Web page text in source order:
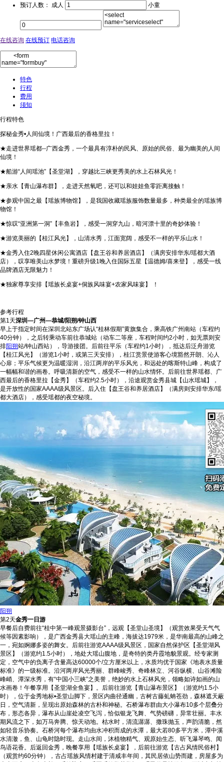
预订人数： 成人
小童
在线咨询 在线预订 电话咨询
特色
行程
费用
须知
行程特色
探秘金秀•人间仙境！广西最后的香格里拉！
★走进世界瑶都--广西金秀，一个最具有淳朴的民风、原始的民俗、最为幽美的人间
仙境！
★船游“人间瑶池”【圣堂湖】，穿越比三峡更秀美的水上石林风光！
★亲水【青山瀑布群】，走进天然氧吧，还可以和娃娃鱼零距离接触！
★参观中国之最【瑶族博物馆】，是我国收藏瑶族服饰数量最多，种类最全的瑶族博
物馆！
★惊叹“亚洲第一洞”【丰鱼岩】，感受一洞穿九山，暗河漂十里的奇妙体验！
★游览美丽的【桂江风光】，山清水秀，江面宽阔，感受不一样的平乐山水！
★金秀入住2晚四星休闲公寓酒店【盘王谷和养居酒店】（满房安排华东/瑶都大酒
店），叹享唯美山水梦境！重磅升级1晚入住国际五星【温德姆/喜来登】，感受一线
品牌酒店无限魅力！
★独家尊享安排【瑶族长桌宴+侗族风味宴+农家风味宴】 ！
参考行程
第1天深圳—广州—恭城/阳朔/钟山西
早上于指定时间在深圳北站东广场认“桂林假期”黄旗集合，乘高铁广州南站（车程约
40分钟），之后转乘动车前往恭城站（动车二等座，车程时间约2小时，如无票则安
排阳朔站/钟山西站），导游接团。后前往平乐（车程约1小时），抵达后泛舟游览
【桂江风光】（游览1小时，或第三天安排），桂江赏景使游客心境豁然开朗、沁人
心扉；平乐气候更为温暖湿润，沿江两岸的平乐风光，和远处的喀斯特山峰，构成了
一幅幅和谐的画卷。呼吸清新的空气，感受不一样的山水情怀。后前往世界瑶都、广
西最后的香格里拉【金秀】（车程约2.5小时），沿途观赏金秀县城【山水瑶城】，
是开放性的国家AAAA级风景区。后入住【盘王谷和养居酒店】（满房则安排华东/瑶
都大酒店），感受瑶都的夜空秘境。
阳朔
第2天金秀一日游
早餐后自费前往“桂中第一峰观景摄影台”，远观【圣堂山圣境】（观赏效果受天气气
候等因素影响），是广西金秀县大瑶山的主峰，海拔达1979米，是华南最高的山峰之
一，宛如婀娜多姿的舞女。后前往游览AAAA级风景区，国家自然保护区【圣堂湖风
景区】（游览约1.5小时），地处大瑶山腹地，是奇特的类丹霞地貌景观。经专家测
定，空气中的负离子含量高达60000个/立方厘米以上，水质均优于国家《地表水质量
标准》的一级标准。沿河两岸风光秀丽、群峰峻秀、奇峰林立、河谷纵横、山谷滩险
峰峭、潭深水秀，有“中国小三峡”之美誉，绝妙的水上石林风光，领略如诗如画的山
水画卷！午餐享用【圣堂湖全鱼宴】。后前往游览【青山瀑布景区】（游览约1.5小
时），位于金秀地标•圣堂山脚下，景区内曲径通幽，古树古藤虬蚺苍劲，森林遮天蔽
日，空气清新，呈现出原始森林的古朴和神秘。石桥瀑布群由大小瀑布10多个层叠分
布，形态各异，瀑布从山崖处凌空飞泻，恰似银龙飞舞、气势磅礴，异常壮丽。丰水
期风流之下，如万马奔腾、惊天动地。枯水时，清流潺潺、撒珠抛玉，声韵清脆，然
如轻音乐协奏。石桥河每个瀑布均由水冲积而成的水潭，最大若80多平方米，潭中溪
水清澈，鱼、山龟时隐时现。走山水间，沐植物精气、观原始生态、听飞瀑琴鸣、闻
鸟语花香。后返回金秀，晚餐享用【瑶族长桌宴】，后前往游览【古占风情民俗村】
（观赏约60分钟），古占瑶族风情村建于清咸丰年间，其民居依山势而建，房屋多为